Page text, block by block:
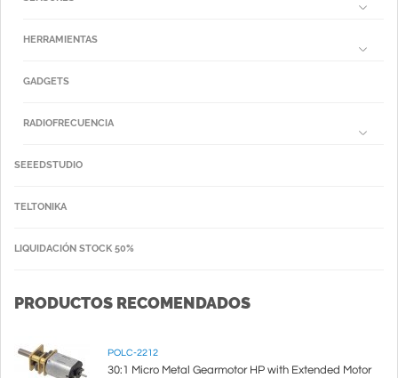
HERRAMIENTAS
GADGETS
RADIOFRECUENCIA
SEEEDSTUDIO
TELTONIKA
LIQUIDACIÓN STOCK 50%
PRODUCTOS RECOMENDADOS
POLC-2212
30:1 Micro Metal Gearmotor HP with Extended Motor